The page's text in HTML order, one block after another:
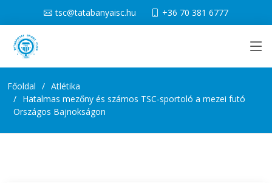
tsc@tatabanyaisc.hu +36 70 381 6777
Főoldal
Atlétika
Hatalmas mezőny és számos TSC-sportoló a mezei futó
Országos Bajnokságon